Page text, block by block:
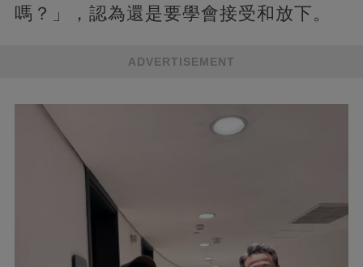
嗎？」，認為還是要學會接受和放下。
ADVERTISEMENT